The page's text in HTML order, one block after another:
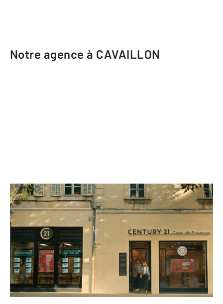
Notre agence à CAVAILLON
CENTURY 21 Coeur de Provence
310-314 Cours de Bournissac
CAVAILLON - 84300
Envoyer un message
Téléphoner à l'agence